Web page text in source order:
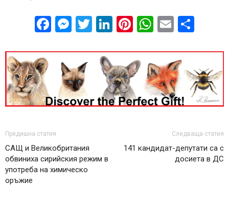
Facebook
Messenger
Twitter
LinkedIn
Pinterest
WhatsApp
Email
Предишна статия
САЩ и Великобритания
обвиниха сирийския режим в
употреба на химическо
оръжие
Следваща статия
141 кандидат-депутати са с
досиета в ДС